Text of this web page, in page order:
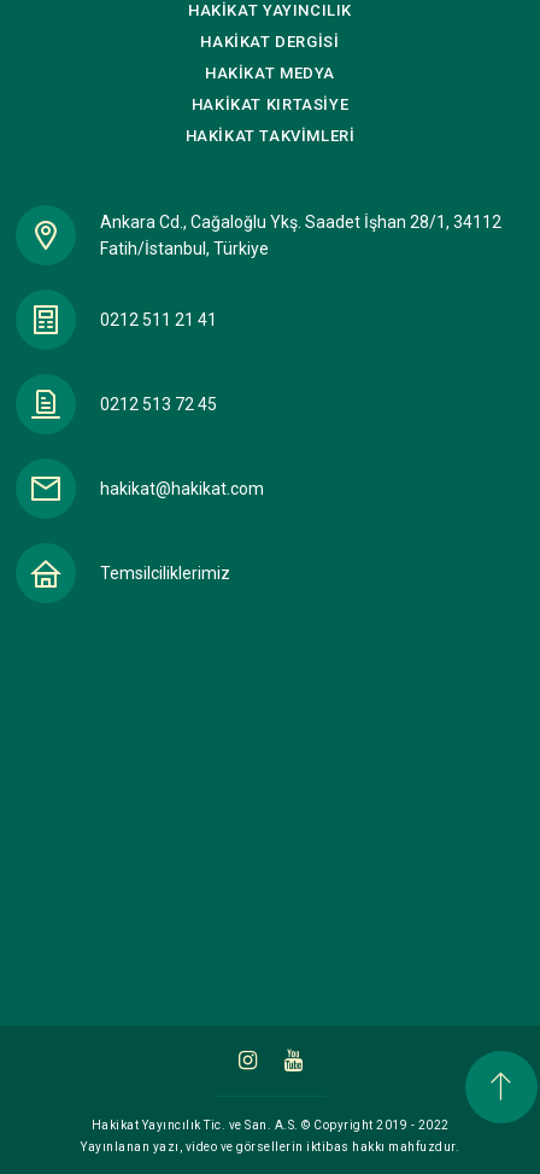
HAKİKAT YAYINCILIK
HAKİKAT DERGİSİ
HAKİKAT MEDYA
HAKİKAT KIRTASİYE
HAKİKATTAKVİMLERİ
Ankara Cd., Cağaloğlu Ykş. Saadet İşhan 28/1, 34112
Fatih/İstanbul, Türkiye
0212 511 21 41
0212 513 72 45
hakikat@hakikat.com
Temsilciliklerimiz
Hakikat Yayıncılık Tic. ve San. A.S. © Copyright 2019 - 2022
Yayınlanan yazı, video ve görsellerin iktibas hakkı mahfuzdur.